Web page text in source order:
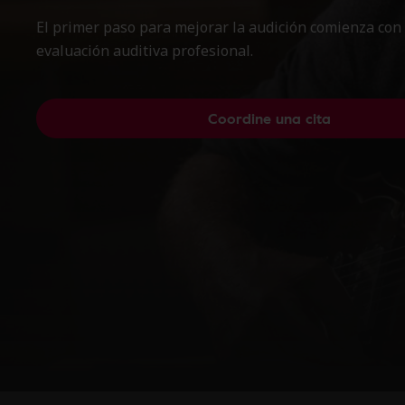
El primer paso para mejorar la audición comienza
evaluación auditiva profesional.
Coordine una cita